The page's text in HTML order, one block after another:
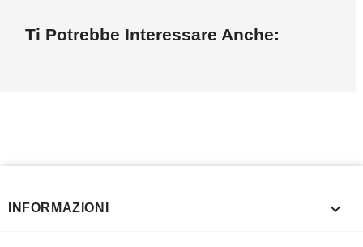
Ti Potrebbe Interessare Anche:
INFORMAZIONI 